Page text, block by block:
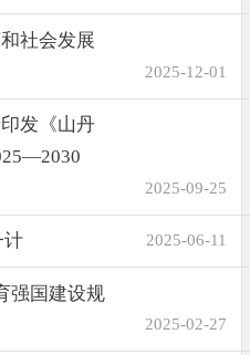
社会发展
2025-12-01
发《山丹
2025-09-25
计 2025-06-11
强国建设规
2025-02-27